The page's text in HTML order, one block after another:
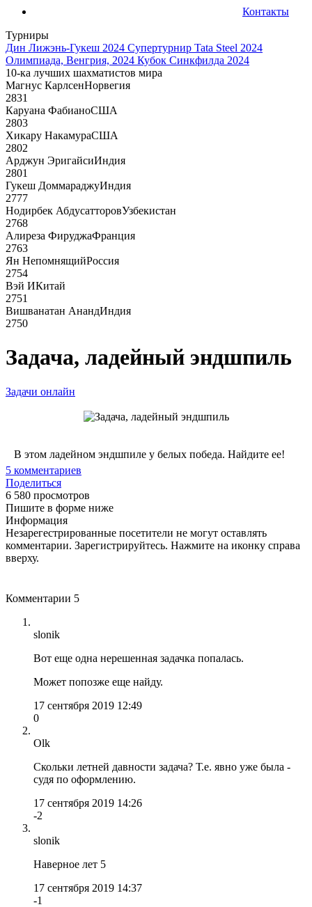
Контакты
Турниры
Дин Лижэнь-Гукеш 2024 Супертурнир Tata Steel 2024
Олимпиада, Венгрия, 2024 Кубок Синкфилда 2024
10-ка лучших шахматистов мира
Магнус КарлсенНорвегия
2831
Каруана ФабианоСША
2803
Хикару НакамураСША
2802
Арджун ЭригайсиИндия
2801
Гукеш ДоммараджуИндия
2777
Нодирбек АбдусатторовУзбекистан
2768
Алиреза ФируджаФранция
2763
Ян НепомнящийРоссия
2754
Вэй ИКитай
2751
Вишванатан АнандИндия
2750
Задача, ладейный эндшпиль
Задачи онлайн
В этом ладейном эндшпиле у белых победа. Найдите ее!
5 комментариев
Поделиться
6 580 просмотров
Пишите в форме ниже
Информация
Незарегестрированные посетители не могут оставлять
комментарии. Зарегистрируйтесь. Нажмите на иконку справа
вверху.
Комментарии 5
slonik
Вот еще одна нерешенная задачка попалась.
Может попозже еще найду.
17 сентября 2019 12:49
0
Olk
Скольки летней давности задача? Т.е. явно уже была -
судя по оформлению.
17 сентября 2019 14:26
-2
slonik
Наверное лет 5
17 сентября 2019 14:37
-1